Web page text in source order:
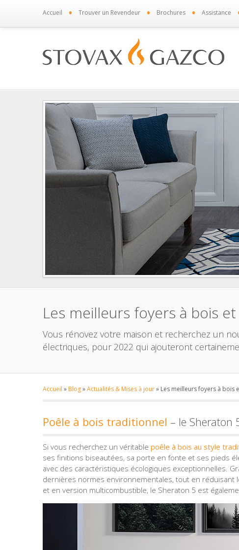
Accueil • Trouver un Revendeur • Brochures • Assistance
Les meilleurs foyers à bois
Vous rénovez votre maison et recherchez un
électriques, pour 2022 qui ajouteront
Accueil » Blog»Actualités & Mises à jour» Les meilleurs foyers à bois
Poêle à bois traditionnel – le Sheraton
Si vous recherchez un véritable poêle à bois au style
ses finitions biseautées, sa porte en fonte et ses pieds
avec des caractéristiques écologiques exceptionnelles.
dernières normes environnementales, tout en réduisant
et en version multicombustible, le Sheraton 5 est